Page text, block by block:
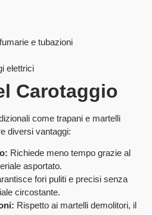
e tubazioni
elettrici
Carotaggio
come trapani e martelli
diversi vantaggi:
Richiede meno tempo grazie al
asportato.
fori puliti e precisi senza
circostante.
Rispetto ai martelli demolitori, il